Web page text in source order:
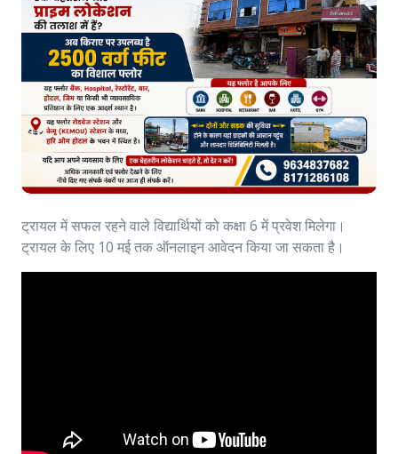
ट्रायल में सफल रहने वाले विद्यार्थियों को कक्षा 6 में प्रवेश मिलेगा।
ट्रायल के लिए 10 मई तक ऑनलाइन आवेदन किया जा सकता है।